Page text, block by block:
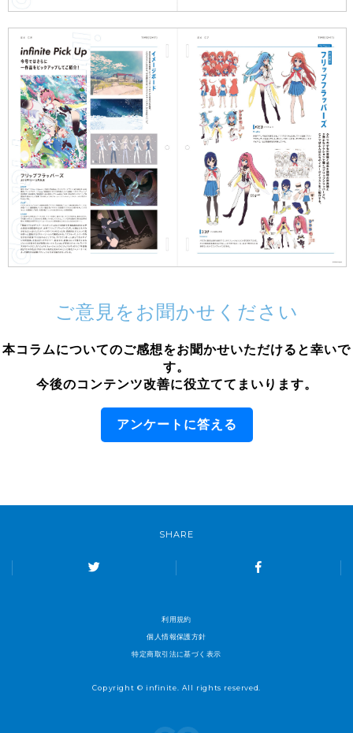
ご意見をお聞かせください
本コラムについてのご感想をお聞かせいただけると幸いで
す。
今後のコンテンツ改善に役立ててまいります。
アンケートに答える
SHARE
利用規約
個人情報保護方針
特定商取引法に基づく表示
Copyright © infinite. All rights reserved.